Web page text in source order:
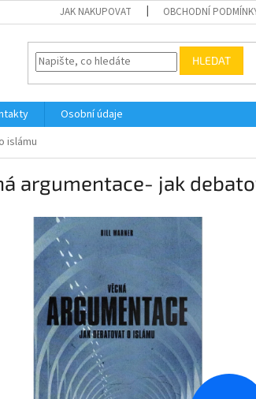
JAK NAKUPOVAT OBCHODNÍ
HLEDAT
Osobní údaje
islámu
argumentace- jak